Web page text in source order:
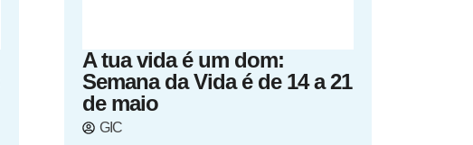
A tua vida é um dom:
Semana da Vida é de 14 a 21
de maio
GIC